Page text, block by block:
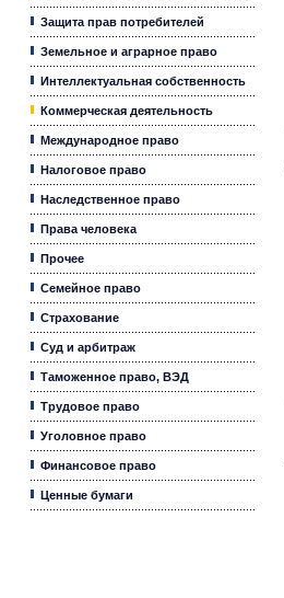
Защита прав потребителей
Земельное и аграрное право
Интеллектуальная собственность
Коммерческая деятельность
Международное право
Налоговое право
Наследственное право
Права человека
Прочее
Семейное право
Страхование
Суд и арбитраж
Таможенное право, ВЭД
Трудовое право
Уголовное право
Финансовое право
Ценные бумаги